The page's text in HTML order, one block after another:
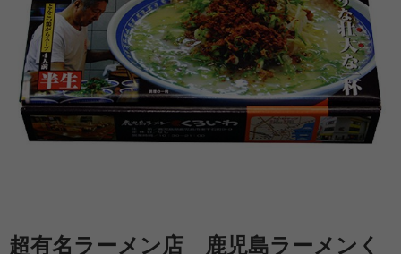
超有名ラーメン店 鹿児島ラーメンく